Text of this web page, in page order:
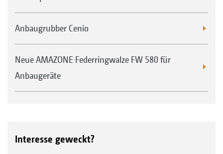
Anbaugrubber Cenio
Neue AMAZONE Federringwalze FW 580 für
Anbaugeräte
Interesse geweckt?